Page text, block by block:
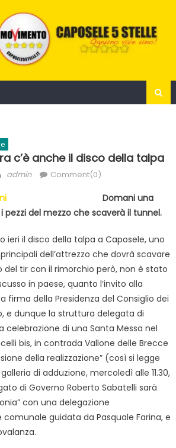
c’è anche il disco della talpa
Author
admin Comment(0)
Domani una
pezzi del mezzo che scaverà il tunnel.
ieri il disco della talpa a Caposele, uno
dell’attrezzo che dovrà scavare
del tir con il rimorchio però, non è stato
in paese, quanto l’invito alla
firma della Presidenza del Consiglio dei
e dunque la struttura delegata di
celebrazione di una Santa Messa nel
bis, in contrada Vallone delle Brecce
della realizzazione” (così si legge
di adduzione, mercoledì alle 11.30,
di Governo Roberto Sabatelli sarà
con una delegazione
comunale guidata da Pasquale Farina, e